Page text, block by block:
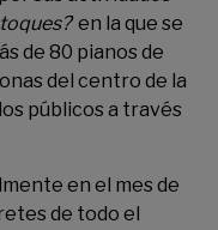
toques?’ en la que se
de 80 pianos de
del centro de la
públicos a través
en el mes de
de todo el